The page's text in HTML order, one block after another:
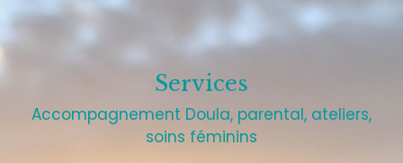
Services
Accompagnement Doula, parental, ateliers,
soins féminins